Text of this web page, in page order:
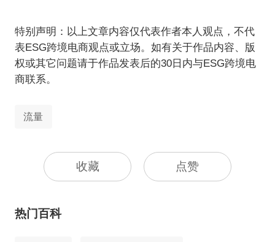
特别声明：以上文章内容仅代表作者本人观点，不代
表ESG跨境电商观点或立场。如有关于作品内容、版
权或其它问题请于作品发表后的30日内与ESG跨境电
商联系。
流量
收藏 点赞
热门百科